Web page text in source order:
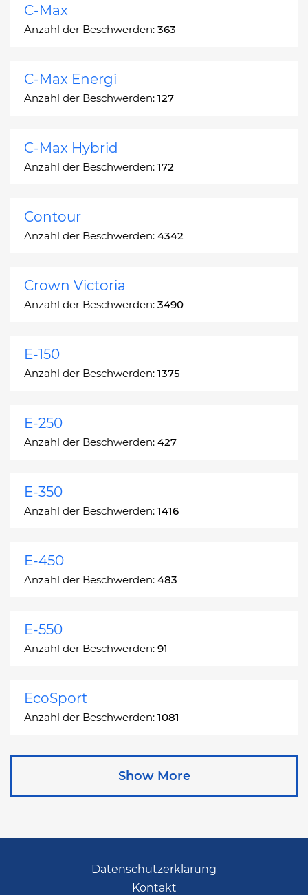
C-Max
Anzahl der Beschwerden: 363
C-Max Energi
Anzahl der Beschwerden: 127
C-Max Hybrid
Anzahl der Beschwerden: 172
Contour
Anzahl der Beschwerden: 4342
Crown Victoria
Anzahl der Beschwerden: 3490
E-150
Anzahl der Beschwerden: 1375
E-250
Anzahl der Beschwerden: 427
E-350
Anzahl der Beschwerden: 1416
E-450
Anzahl der Beschwerden: 483
E-550
Anzahl der Beschwerden: 91
EcoSport
Anzahl der Beschwerden: 1081
Escape
Show More
Datenschutzerklärung
Kontakt